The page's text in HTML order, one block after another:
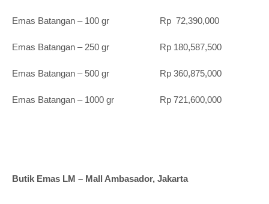
Emas Batangan – 100 gr Rp 72,390,000
Emas Batangan – 250 gr Rp 180,587,500
Emas Batangan – 500 gr Rp 360,875,000
Emas Batangan – 1000 gr Rp 721,600,000
Butik Emas LM – Mall Ambasador, Jakarta